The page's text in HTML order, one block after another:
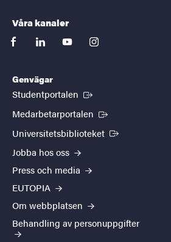
Våra kanaler
facebooklinkedinyoutubeinstagram
Genvägar
Studentportalen (Extern länk)
Medarbetarportalen (Extern länk)
Universitetsbiblioteket (Extern länk)
Jobba hos oss
Press och media
EUTOPIA
Om webbplatsen
Behandling av personuppgifter